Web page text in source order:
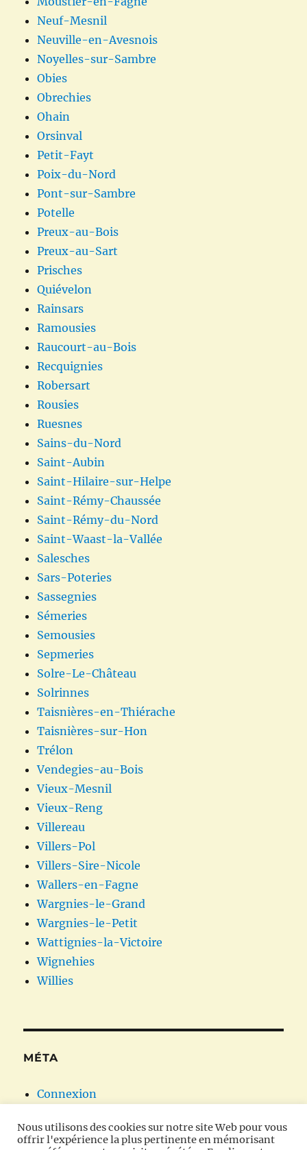
Neuf-Mesnil
Neuville-en-Avesnois
Noyelles-sur-Sambre
Obies
Obrechies
Ohain
Orsinval
Petit-Fayt
Poix-du-Nord
Pont-sur-Sambre
Potelle
Preux-au-Bois
Preux-au-Sart
Prisches
Quiévelon
Rainsars
Ramousies
Raucourt-au-Bois
Recquignies
Robersart
Rousies
Ruesnes
Sains-du-Nord
Saint-Aubin
Saint-Hilaire-sur-Helpe
Saint-Rémy-Chaussée
Saint-Rémy-du-Nord
Saint-Waast-la-Vallée
Salesches
Sars-Poteries
Sassegnies
Sémeries
Semousies
Sepmeries
Solre-Le-Château
Solrinnes
Taisnières-en-Thiérache
Taisnières-sur-Hon
Trélon
Vendegies-au-Bois
Vieux-Mesnil
Vieux-Reng
Villereau
Villers-Pol
Villers-Sire-Nicole
Wallers-en-Fagne
Wargnies-le-Grand
Wargnies-le-Petit
Wattignies-la-Victoire
Wignehies
Willies
MÉTA
Connexion
Flux des commentaires
Nous utilisons des cookies sur notre site Web pour vous
offrir l'expérience la plus pertinente en mémorisant